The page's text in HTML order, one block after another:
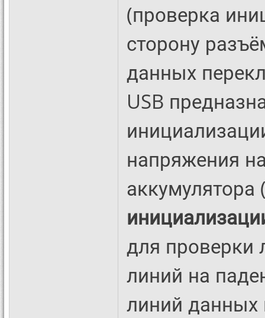
(проверка
сторону
данных
USB
напряжения
аккумулятора
для проверки
линий на
линий данных